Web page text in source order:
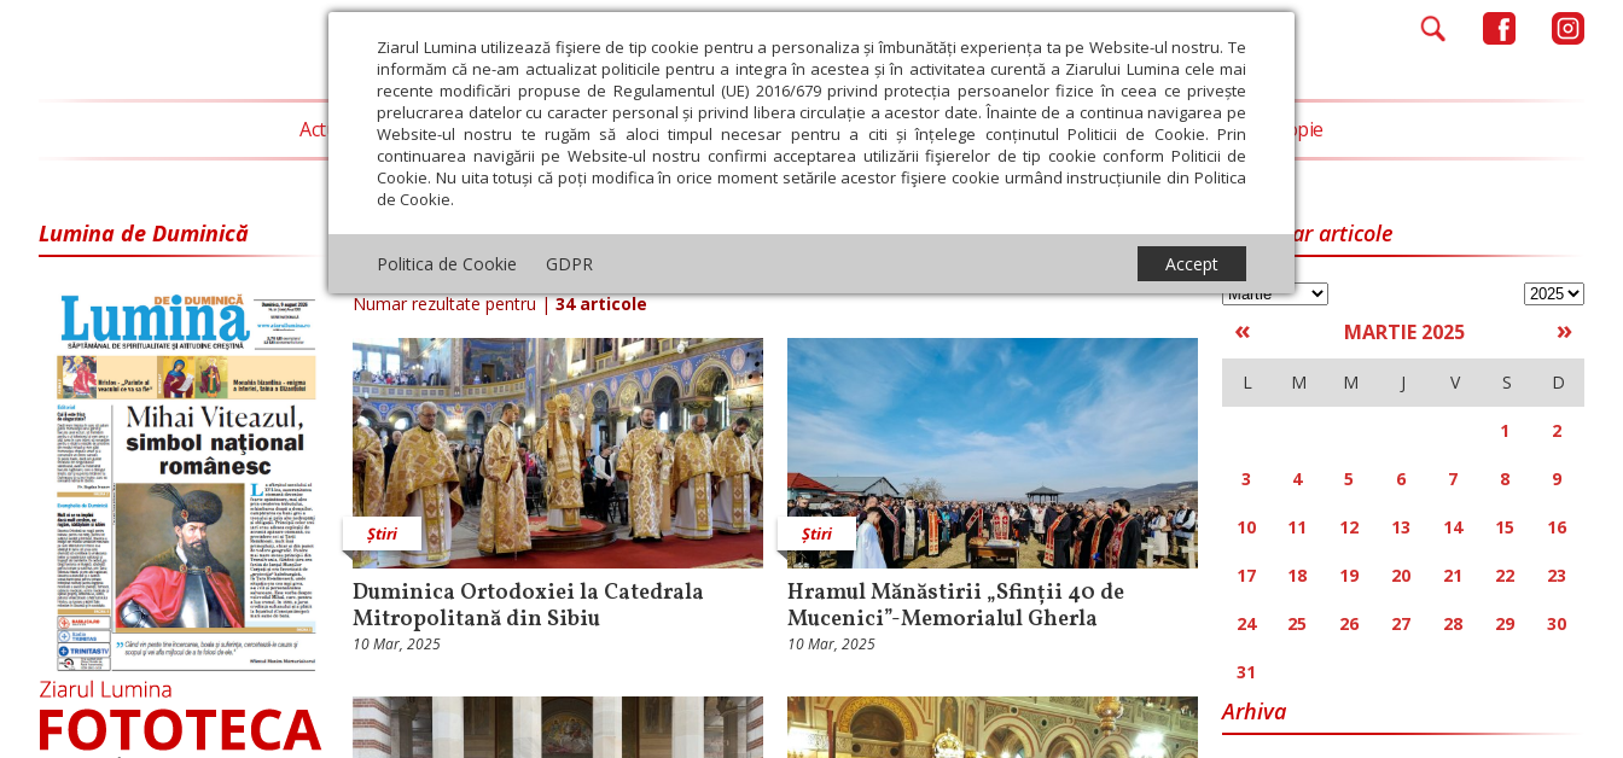
Ziarul Lumina utilizează fişiere de tip cookie pentru a personaliza și îmbunătăți experiența ta pe Website-ul nostru. Te
informăm că ne-am actualizat politicile pentru a integra în acestea și în activitatea curentă a Ziarului Lumina cele mai
recente modificări propuse de Regulamentul (UE) 2016/679 privind protecția persoanelor fizice în ceea ce privește
prelucrarea datelor cu caracter personal și privind libera circulație a acestor date. Înainte de a continua navigarea pe
Website-ul nostru te rugăm să aloci timpul necesar pentru a citi și înțelege conținutul Politicii de Cookie. Prin
continuarea navigării pe Website-ul nostru confirmi acceptarea utilizării fişierelor de tip cookie conform Politicii de
Cookie. Nu uita totuși că poți modifica în orice moment setările acestor fişiere cookie urmând instrucțiunile din Politica
de Cookie.
Politica de Cookie GDPR Accept
Actualitate religioasă Teologie și spiritualitate Educaţie și Cultură Societate Opinii Filantropie
Lumina de Duminică Arhiva ziar Ziarul Lumina din 10 Martie 2025
Numar rezultate pentru|34 articole
Știri
Duminica Ortodoxiei la Catedrala
Mitropolitană din Sibiu
10 Mar, 2025
Știri
Hramul Mănăstirii „Sfinții 40 de
Mucenici”-Memorialul Gherla
10 Mar, 2025
Calendar articole
« »
MARTIE 2025
L M M J V S D
1 2
3 4 5 6 7 8 9
10 11 12 13 14 15 16
17 18 19 20 21 22 23
24 25 26 27 28 29 30
31
Arhiva